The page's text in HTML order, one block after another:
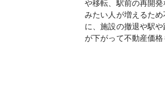
や移転、駅前の再開
みたい人が増えるた
に、施設の撤退や駅
が下がって不動産価格